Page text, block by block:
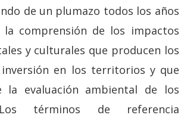
de un plumazo todos los años
la comprensión de los impactos
y culturales que producen los
en los territorios y que
la evaluación ambiental de los
términos de referencia